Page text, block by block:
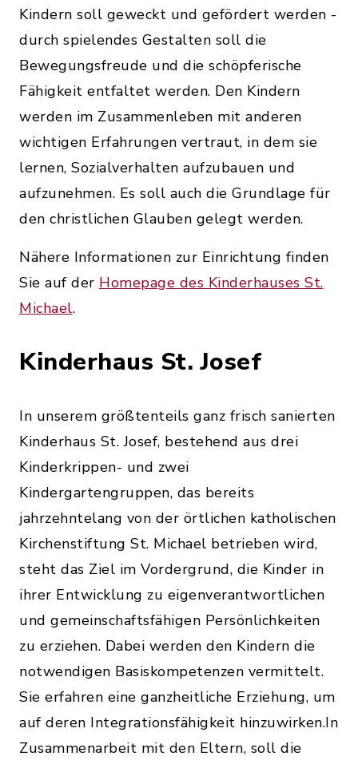
Kindern soll geweckt und gefördert werden -
durch spielendes Gestalten soll die
Bewegungsfreude und die schöpferische
Fähigkeit entfaltet werden. Den Kindern
werden im Zusammenleben mit anderen
wichtigen Erfahrungen vertraut, in dem sie
lernen, Sozialverhalten aufzubauen und
aufzunehmen. Es soll auch die Grundlage für
den christlichen Glauben gelegt werden.
Nähere Informationen zur Einrichtung finden
Sie auf der Homepage des Kinderhauses St.
Michael.
Kinderhaus St. Josef
In unserem größtenteils ganz frisch sanierten
Kinderhaus St. Josef, bestehend aus drei
Kinderkrippen- und zwei
Kindergartengruppen, das bereits
jahrzehntelang von der örtlichen katholischen
Kirchenstiftung St. Michael betrieben wird,
steht das Ziel im Vordergrund, die Kinder in
ihrer Entwicklung zu eigenverantwortlichen
und gemeinschaftsfähigen Persönlichkeiten
zu erziehen. Dabei werden den Kindern die
notwendigen Basiskompetenzen vermittelt.
Sie erfahren eine ganzheitliche Erziehung, um
auf deren Integrationsfähigkeit hinzuwirken.In
Zusammenarbeit mit den Eltern, soll die